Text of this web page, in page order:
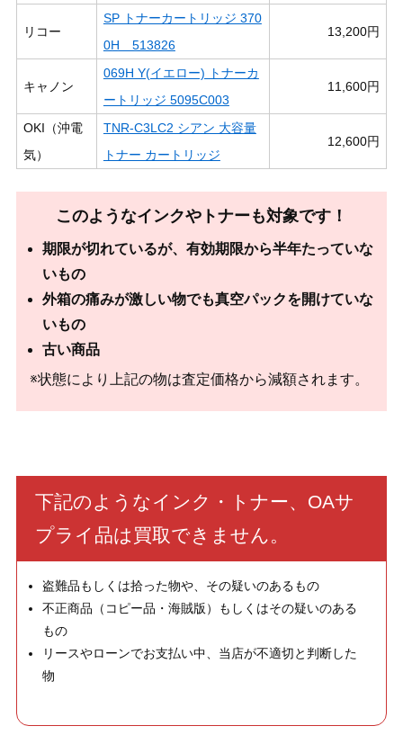
リコー
SP トナーカートリッジ 370
0H 513826
13,200円
キャノン
069H Y(イエロー) トナーカ
ートリッジ 5095C003
11,600円
OKI（沖電
気）
TNR-C3LC2 シアン 大容量
トナー カートリッジ
12,600円
このようなインクやトナーも対象です！
期限が切れているが、有効期限から半年たっていな
いもの
外箱の痛みが激しい物でも真空パックを開けていな
いもの
古い商品
※状態により上記の物は査定価格から減額されます。
下記のようなインク・トナー、OAサ
プライ品は買取できません。
盗難品もしくは拾った物や、その疑いのあるもの
不正商品（コピー品・海賊版）もしくはその疑いのある
もの
リースやローンでお支払い中、当店が不適切と判断した
物